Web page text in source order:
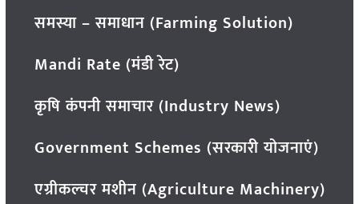
समस्या – समाधान (Farming Solution)
Mandi Rate (मंडी रेट)
कृषि कंपनी समाचार (Industry News)
Government Schemes (सरकारी योजनाएं)
एग्रीकल्चर मशीन (Agriculture Machinery)